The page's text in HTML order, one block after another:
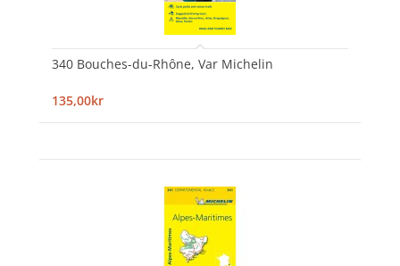
340 Bouches-du-Rhône, Var Michelin
135,00kr